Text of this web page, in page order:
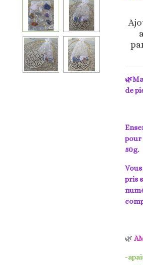
de
pour
50g.
pris
🌿
-